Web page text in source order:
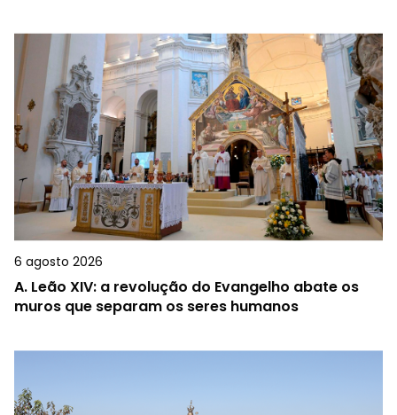
6 agosto 2026
A. Leão XIV: a revolução do Evangelho abate os
muros que separam os seres humanos